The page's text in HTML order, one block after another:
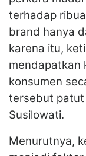
terhadap
brand hanya
karena itu,
mendapatkan
konsumen
tersebut patut
Susilowati.
Menurutnya,